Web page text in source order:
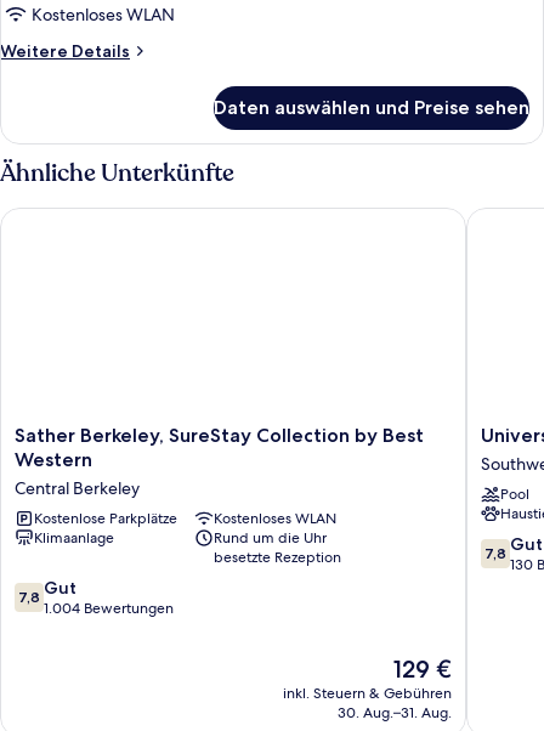
anzeigen
Kostenloses WLAN
Weitere Details
Weitere
2 Doppelbetten,
Nichtraucher
Daten auswählen und Preise sehen
Ähnliche Unterkünfte
Sather
Berkeley,
Collection
by
Best
Central
Berkeley
Sather Berkeley, SureStay Collection by Best
Western
Central Berkeley
Kostenlose Parkplätze
Kostenloses WLAN
Klimaanlage
Rund um die Uhr
besetzte Rezeption
7.8
von
7,8 Gut
1.004 Bewertungen
Der
Preis
beträgt
129 €
inkl. Steuern & Gebühren
30. Aug.–31. Aug.
Sather Berkeley, SureStay Collection by Best Western
Inn
&
Suites
Pool
7.8
von
7,8 Gut
130